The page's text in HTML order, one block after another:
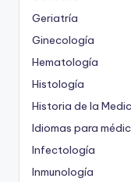
Geriatría
Ginecología
Hematología
Histología
Historia de la
Idiomas para
Infectología
Inmunología